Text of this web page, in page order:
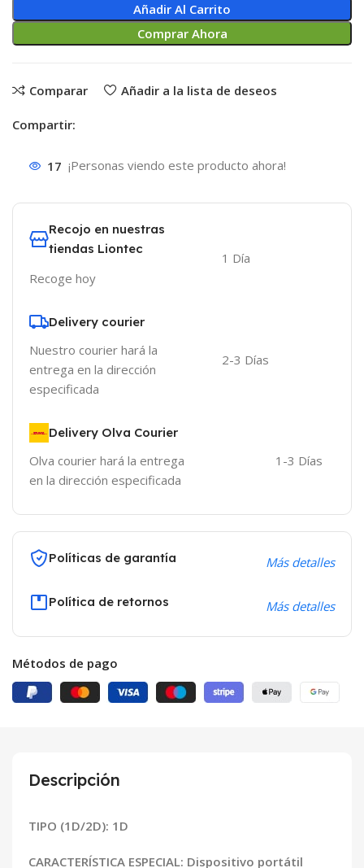
Añadir Al Carrito
Comprar Ahora
Comparar Añadir a la lista de deseos
Compartir:
17 ¡Personas viendo este producto ahora!
Recojo en nuestras
tiendas Liontec
Recoge hoy
1 Día
Delivery courier
Nuestro courier hará la
entrega en la dirección
especificada
2-3 Días
Delivery Olva Courier
Olva courier hará la entrega
en la dirección especificada
1-3 Días
Políticas de garantía Más detalles
Política de retornos Más detalles
Métodos de pago
Descripción
TIPO (1D/2D): 1D
CARACTERÍSTICA ESPECIAL: Dispositivo portátil